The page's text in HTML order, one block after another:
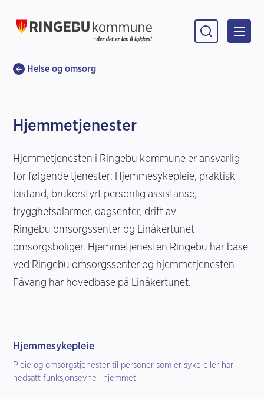
Du er her:
Helse og omsorg
Hjemmetjenester
Hjemmetjenesten i Ringebu kommune er ansvarlig
for følgende tjenester: Hjemmesykepleie, praktisk
bistand, brukerstyrt personlig assistanse,
trygghetsalarmer, dagsenter, drift av
Ringebu omsorgssenter og Linåkertunet
omsorgsboliger. Hjemmetjenesten Ringebu har base
ved Ringebu omsorgssenter og hjemmetjenesten
Fåvang har hovedbase på Linåkertunet.
Hjemmesykepleie
Pleie og omsorgstjenester til personer som er syke eller har
nedsatt funksjonsevne i hjemmet.